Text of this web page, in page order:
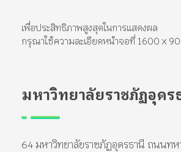
เพื่อประสิทธิภาพสูงสุดในการแสดงผล
กรุณาใช้ความละเอียดหน้าจอที่ 1600 x
มหาวิทยาลัยราชภัฏอุดร
64 มหาวิทยาลัยราชภัฏอุดรธานี ถนนทห